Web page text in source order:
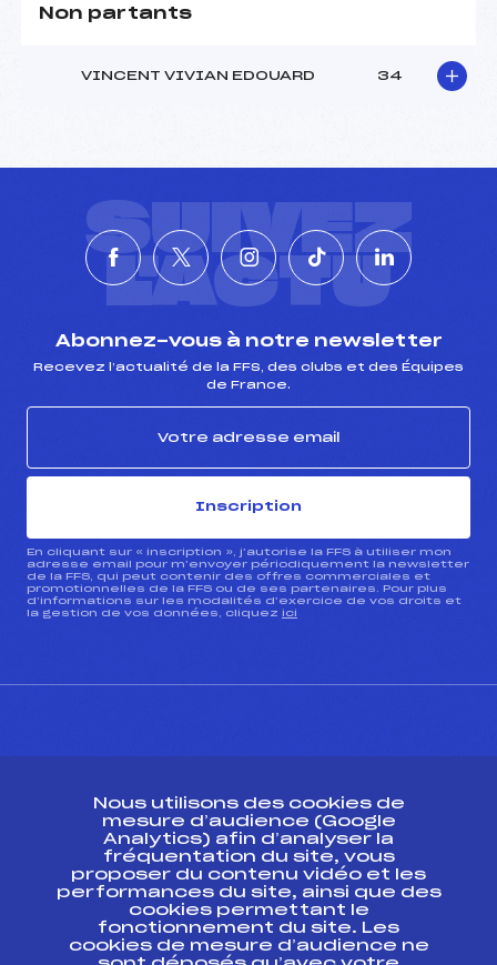
Non partants
VINCENT VIVIAN EDOUARD 34
SUIVEZ
L'ACTU
Abonnez-vous à notre newsletter
Recevez l’actualité de la FFS, des clubs et des Équipes
de France.
Inscription
En cliquant sur « inscription », j’autorise la FFS à utiliser mon
adresse email pour m’envoyer périodiquement la newsletter
de la FFS, qui peut contenir des offres commerciales et
promotionnelles de la FFS ou de ses partenaires. Pour plus
d’informations sur les modalités d’exercice de vos droits et
la gestion de vos données, cliquez ici
Ressources
Pass’Neige
Projet sportif fédéral
Projet de performance fédéral
Nous utilisons des cookies de
mesure d’audience (Google
Analytics) afin d’analyser la
fréquentation du site, vous
proposer du contenu vidéo et les
performances du site, ainsi que des
cookies permettant le
fonctionnement du site. Les
cookies de mesure d’audience ne